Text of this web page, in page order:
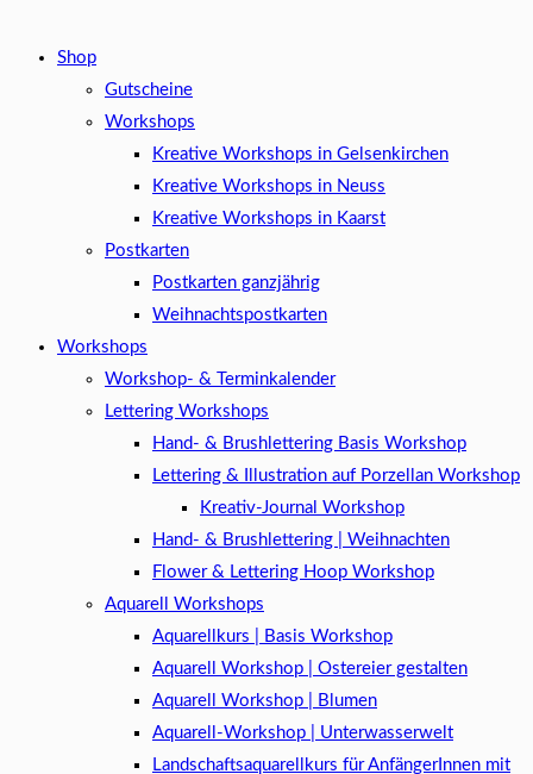
Shop
Gutscheine
Workshops
Kreative Workshops in Gelsenkirchen
Kreative Workshops in Neuss
Kreative Workshops in Kaarst
Postkarten
Postkarten ganzjährig
Weihnachtspostkarten
Workshops
Workshop- & Terminkalender
Lettering Workshops
Hand- & Brushlettering Basis Workshop
Lettering & Illustration auf Porzellan Workshop
Kreativ-Journal Workshop
Hand- & Brushlettering | Weihnachten
Flower & Lettering Hoop Workshop
Aquarell Workshops
Aquarellkurs | Basis Workshop
Aquarell Workshop | Ostereier gestalten
Aquarell Workshop | Blumen
Aquarell-Workshop | Unterwasserwelt
Landschaftsaquarellkurs für AnfängerInnen mit